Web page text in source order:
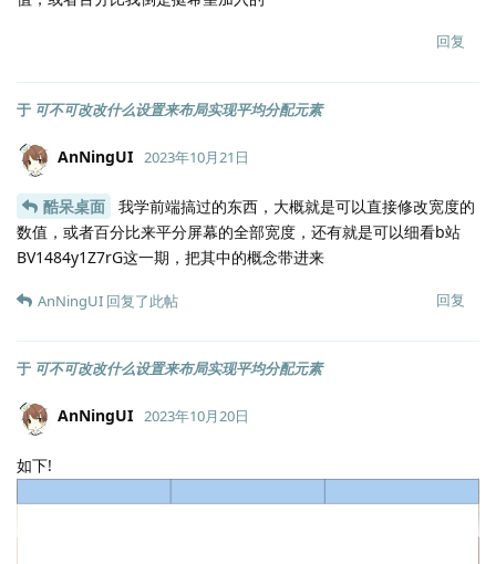
回复
于 可不可改改什么设置来布局实现平均分配元素
AnNingUI 2023年10月21日
酷呆桌面
我学前端搞过的东西，大概就是可以直接修改宽度的
数值，或者百分比来平分屏幕的全部宽度，还有就是可以细看b站
BV1484y1Z7rG这一期，把其中的概念带进来
回复
AnNingUI 回复了此帖
于 可不可改改什么设置来布局实现平均分配元素
AnNingUI 2023年10月20日
如下!